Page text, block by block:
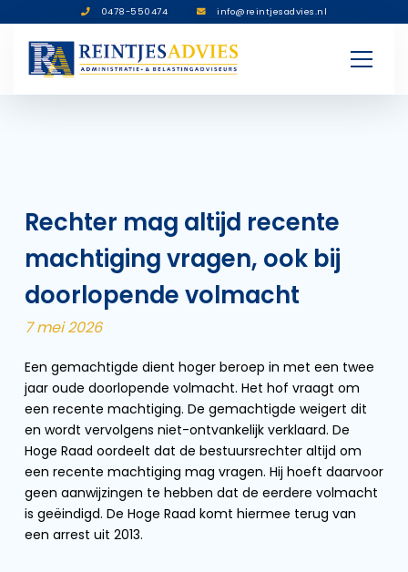
0478-550474 info@reintjesadvies.nl
Rechter mag altijd recente
machtiging vragen, ook bij
doorlopende volmacht
7 mei 2026
Een gemachtigde dient hoger beroep in met een twee
jaar oude doorlopende volmacht. Het hof vraagt om
een recente machtiging. De gemachtigde weigert dit
en wordt vervolgens niet-ontvankelijk verklaard. De
Hoge Raad oordeelt dat de bestuursrechter altijd om
een recente machtiging mag vragen. Hij hoeft daarvoor
geen aanwijzingen te hebben dat de eerdere volmacht
is geëindigd. De Hoge Raad komt hiermee terug van
een arrest uit 2013.